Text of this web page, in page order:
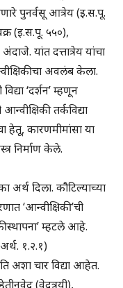
पुनर्वसू आत्रेय (इ.स.पू.
(इ.स.पू. ५५०),
यांत दत्तात्रेय यांचा
अवलंब केला.
‘दर्शन’ म्हणून
तर्कविद्या
हेतू, कारणमीमांसा या
निर्माण केले.
अर्थ दिला. कौटिल्याच्या
‘आन्वीक्षिकी’ची
म्हटले आहे.
(अर्थ. १.२.१)
अशा चार विद्या आहेत.
(वेदत्रयी),